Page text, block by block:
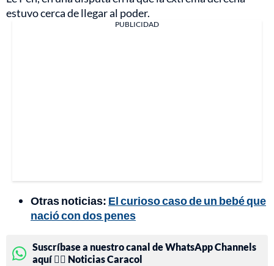
estuvo cerca de llegar al poder.
PUBLICIDAD
Otras noticias: El curioso caso de un bebé que
nació con dos penes
Suscríbase a nuestro canal de WhatsApp Channels
aquí 👉🏻 Noticias Caracol